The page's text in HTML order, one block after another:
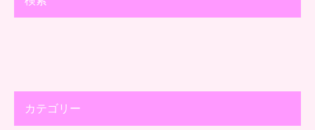
カテゴリー